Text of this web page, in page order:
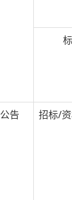
公告 招标/